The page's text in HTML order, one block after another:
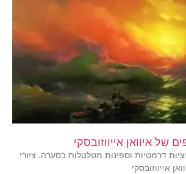
אייווזובסקי
דרמטיות וספינות מטלטלות בסערה. ציורי